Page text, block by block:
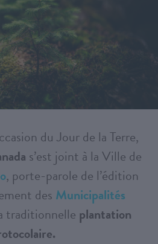
du Jour de la Terre,
s’est joint à la Ville de
, porte-parole de l’édition
des Municipalités
traditionnelle plantation